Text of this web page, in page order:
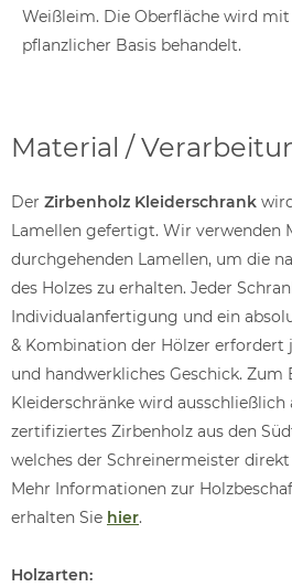
Weißleim. Die Oberfläche wird mit
pflanzlicher Basis behandelt.
Material /
Der Zirbenholz Kleiderschrank
Lamellen gefertigt. Wir verwenden
durchgehenden Lamellen, um die
des Holzes zu erhalten. Jeder
Individualanfertigung und ein
& Kombination der Hölzer erfordert
und handwerkliches Geschick. Zum
Kleiderschränke wird ausschließlich
zertifiziertes Zirbenholz aus den
welches der Schreinermeister
Mehr Informationen zur
erhalten Sie hier.
Holzarten: